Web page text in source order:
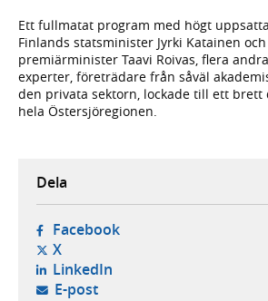
Ett fullmatat program med högt
Finlands statsminister Jyrki Katainen
premiärminister Taavi Roivas, flera
experter, företrädare från såväl
den privata sektorn, lockade till ett brett
hela Östersjöregionen.
Dela
Facebook- öppnas i ny flik,
X- öppnas i ny flik, extern
LinkedIn- öppnas i ny flik,
E-post- öppnar din e-postklient,